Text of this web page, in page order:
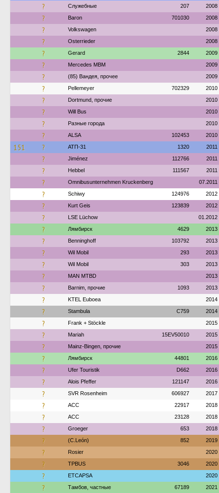
? Служебные 207 2008
? Baron 701030 2008
? Volkswagen 2008
? Osterrieder 2008
? Gerard 2844 2009
? Mercedes MBM 2009
? (85) Вандея, прочее 2009
? Pellemeyer 702329 2010
? Dortmund, прочие 2010
? Will Bus 2010
? Разные города 2010
? ALSA 102453 2010
151 ? АТП-31 1320 2011
? Jiménez 112766 2011
? Hebbel 111567 2011
? Omnibusunternehmen Kruckenberg 07.2011
? Schiwy 124976 2012
? Kurt Geis 123839 2012
? LSE Lüchow 01.2012
? Лямбирск 4629 2013
? Benninghoff 103792 2013
? Wil Mobil 293 2013
? Wil Mobil 303 2013
? MAN MTBD 2013
? Barnim, прочие 1093 2013
? ΚΤΕL Euboea 2014
? Stambula C759 2014
? Frank + Stöckle 2015
? Mariah 15EV50010 2015
? Mainz-Bingen, прочие 2015
? Лямбирск 44801 2016
? Ufer Touristik D662 2016
? Alois Pfeffer 121147 2016
? SVR Rosenheim 606927 2017
? АСС 22917 2018
? АСС 23128 2018
? Groeger 653 2018
? (C.León) 852 2019
? Rosier 2020
? TPBUS 3046 2020
? ETCAPSA 2020
? Тамбов, частные 67189 2021